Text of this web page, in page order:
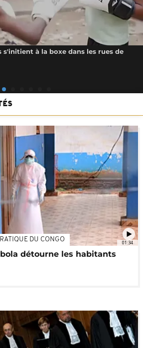
s'initient à la boxe dans les rues de
01:34
DU CONGO
détourne les habitants